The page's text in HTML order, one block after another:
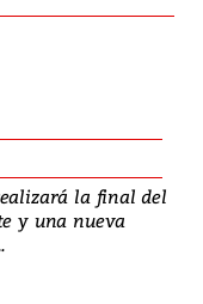
la final del
y una nueva